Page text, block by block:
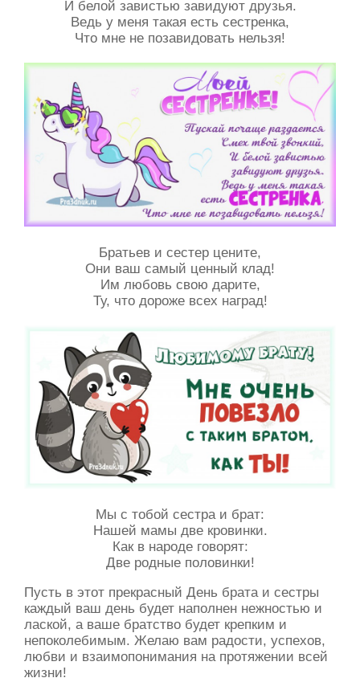
И белой завистью завидуют друзья.
Ведь у меня такая есть сестренка,
Что мне не позавидовать нельзя!
Братьев и сестер цените,
Они ваш самый ценный клад!
Им любовь свою дарите,
Ту, что дороже всех наград!
Мы с тобой сестра и брат:
Нашей мамы две кровинки.
Как в народе говорят:
Две родные половинки!
Пусть в этот прекрасный День брата и сестры
каждый ваш день будет наполнен нежностью и
лаской, а ваше братство будет крепким и
непоколебимым. Желаю вам радости, успехов,
любви и взаимопонимания на протяжении всей
жизни!